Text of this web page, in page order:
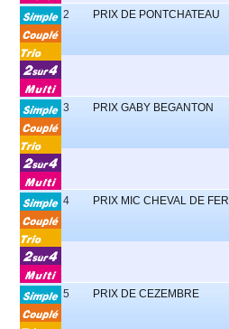
2 PRIX DE PONTCHATEAU
3 PRIX GABY BEGANTON
4 PRIX MIC CHEVAL DE FER
5 PRIX DE CEZEMBRE